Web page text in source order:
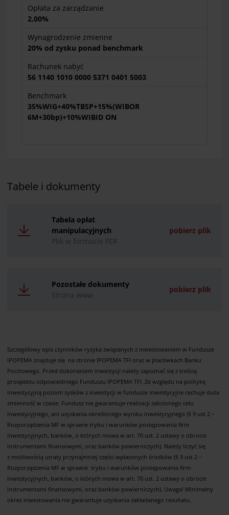
Opłata za zarządzanie
2,00%
Wynagrodzenie zmienne
20% od zysku ponad benchmark
Rachunek nabyć
56 1140 1010 0000 5371 0401 5003
Benchmark
35%WIG+40%TBSP+15%(WIBOR
6M+30bp)+10%WIBID ON
Tabele i dokumenty
Tabela opłat
manipulacyjnych
Plik w formacie PDF
pobierz plik
Pozostałe dokumenty
Strona www
pobierz plik
Szczegółowy opis czynników ryzyka związanych z inwestowaniem w Fundusze
IPOPEMA znajduje się na stronie IPOPEMA TFI oraz w placówkach Banku
Pocztowego. Przed dokonaniem inwestycji należy zapoznać się z treścią
prospektu odpowiedniego Funduszu IPOPEMA TFI. Ze względu na politykę
inwestycyjną poziom zysków z inwestycji w fundusze inwestycyjne cechuje duża
zmienność w czasie. Fundusz nie gwarantuje realizacji założonego celu
inwestycyjnego, ani uzyskania określonego wyniku inwestycyjnego (§ 9 ust 2 –
Rozporządzenia MF w sprawie trybu i warunków postępowania firm
inwestycyjnych, banków, o których mowa w art. 70 ust. 2 ustawy o obrocie
instrumentami finansowymi, oraz banków powierniczych). Należy liczyć się
z możliwością utraty przynajmniej części wpłaconych środków (§ 9 ust 2 –
Rozporządzenia MF w sprawie trybu i warunków postępowania firm
inwestycyjnych, banków, o których mowa w art. 70 ust. 2 ustawy o obrocie
instrumentami finansowymi, oraz banków powierniczych). Uwaga! Minimalny
okres inwestowania nie gwarantuje uzyskania zakładanego rezultatu.